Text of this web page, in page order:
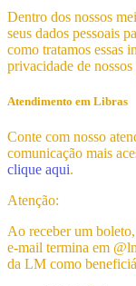
Dentro dos nossos
seus dados pessoais
como tratamos essas
privacidade de
Atendimento em Libras
Conte com nosso
comunicação mais
clique aqui.
Atenção:
Ao receber um
e-mail termina em
da LM como